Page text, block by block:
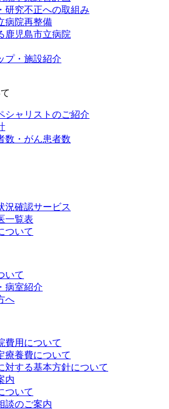
研究不正への取組み
病院再整備
鹿児島市立病院
プ・施設紹介
シャリストのご紹介
数・がん患者数
況確認サービス
一覧表
ついて
いて
病室紹介
へ
費用について
療養費について
対する基本方針について
内
ついて
談のご案内